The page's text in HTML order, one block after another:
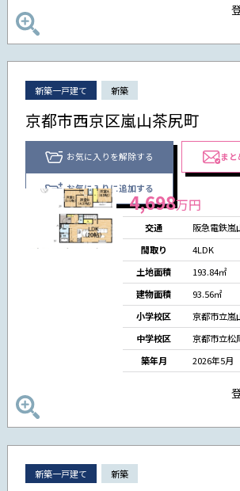
新築一戸建て 新築
京都市西京区嵐山茶尻町
お気に入りを解除する
お気に入りに追加する
ま
4,698万円
交通 阪急電鉄
間取り
4LDK
土地面積
193.84㎡
建物面積
93.56㎡
小学校区
京都市立嵐
中学校区
京都市立松
築年月
2026年5月
新築一戸建て 新築